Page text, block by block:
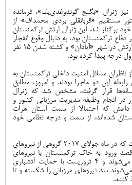
نیز ژنرال «بگنج گوندوغدی‌یف»، فرمانده
مستقیم «قربانقلی بردی محمداف» از
برکنار شد. این ژنرال ارتش ترکمنستان
وزیر دفاع ترکمنستان بود، به دنبال وقوع انفجار
در یکی از انبارهای مهمات ارتش در شهر «آبادان» و کشته شدن 15 نفر
درجه پیدا کرده بود.
ناظران مسائل امنیت داخلی ترکمنستان به
این دو ماجرا بودند و امروز، مطابق
قرار گرفت، مشخص شد که ژنرال
در انجام وظیفه مدیریت مرزبانی کشور و
به داعش که احتمالا از سمت استان هرات
شده‌اند، از سمت و درجه نظامی خود
در این رابطه، اعلام شده است که در ماه جولای 2017 گروهی از نیروهای
ورود به خاک ترکمنستان با نیروهای
مرزبانی ترکمنستان درگیر می‌شوند و 4 تروریست با حمایت آتشباری
سد نیروهای مرزبانی را شکسته و تا
کنند.